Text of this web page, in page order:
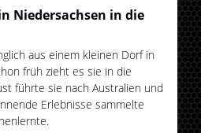
Niedersachsen in die
aus einem kleinen Dorf in
früh zieht es sie in die
führte sie nach Australien und
Erlebnisse sammelte